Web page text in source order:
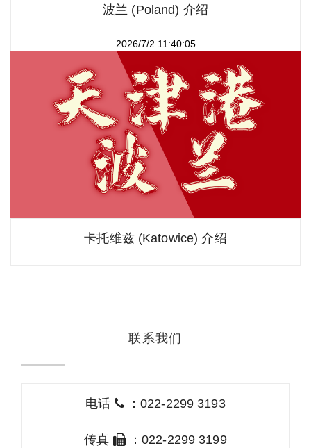
波兰 (Poland) 介绍
2026/7/2 11:40:05
卡托维兹 (Katowice) 介绍
联系我们
电话 ：022-2299 3193
传真 ：022-2299 3199